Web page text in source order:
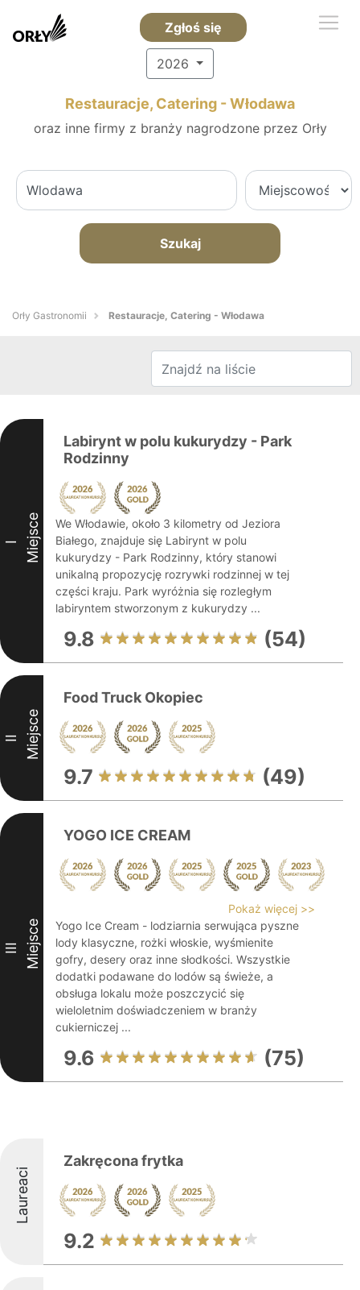
Zgłoś się
2026
Restauracje, Catering - Włodawa
oraz inne firmy z branży nagrodzone przez Orły
Szukaj
Orły Gastronomii Restauracje, Catering - Włodawa
I Miejsce
Labirynt w polu kukurydzy - Park
Rodzinny
We Włodawie, około 3 kilometry od Jeziora
Białego, znajduje się Labirynt w polu
kukurydzy - Park Rodzinny, który stanowi
unikalną propozycję rozrywki rodzinnej w tej
części kraju. Park wyróżnia się rozległym
labiryntem stworzonym z kukurydzy ...
9.8 (54)
II Miejsce
Food Truck Okopiec
9.7 (49)
III Miejsce
YOGO ICE CREAM
Pokaż więcej >>
Yogo Ice Cream - lodziarnia serwująca pyszne
lody klasyczne, rożki włoskie, wyśmienite
gofry, desery oraz inne słodkości. Wszystkie
dodatki podawane do lodów są świeże, a
obsługa lokalu może poszczycić się
wieloletnim doświadczeniem w branży
cukierniczej ...
9.6 (75)
Laureaci
Zakręcona frytka
9.2